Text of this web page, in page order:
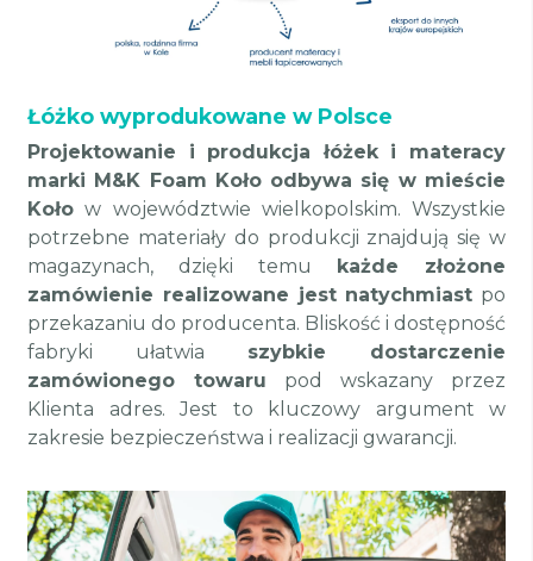
Łóżko wyprodukowane w Polsce
Projektowanie i produkcja łóżek i materacy
marki M&K Foam Koło odbywa się w mieście
Koło w województwie wielkopolskim. Wszystkie
potrzebne materiały do produkcji znajdują się w
magazynach, dzięki temu
każde złożone
zamówienie realizowane jest natychmiast po
przekazaniu do producenta. Bliskość i dostępność
fabryki ułatwia szybkie dostarczenie
zamówionego towaru pod wskazany przez
Klienta adres. Jest to kluczowy argument w
zakresie bezpieczeństwa i realizacji gwarancji.